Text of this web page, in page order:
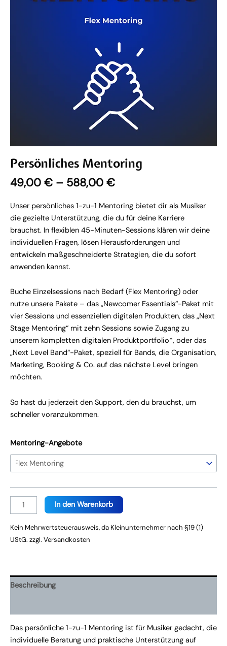
Persönliches Mentoring
49,00 € – 588,00 €
Unser persönliches 1-zu-1 Mentoring bietet dir als Musiker
die gezielte Unterstützung, die du für deine Karriere
brauchst. In flexiblen 45-Minuten-Sessions klären wir deine
individuellen Fragen, lösen Herausforderungen und
entwickeln maßgeschneiderte Strategien, die du sofort
anwenden kannst.
Buche Einzelsessions nach Bedarf (Flex Mentoring) oder
nutze unsere Pakete – das „Newcomer Essentials“-Paket mit
vier Sessions und essenziellen digitalen Produkten, das „Next
Stage Mentoring“ mit zehn Sessions sowie Zugang zu
unserem kompletten digitalen Produktportfolio*, oder das
„Next Level Band“-Paket, speziell für Bands, die Organisation,
Marketing, Booking & Co. auf das nächste Level bringen
möchten.
So hast du jederzeit den Support, den du brauchst, um
schneller voranzukommen.
Mentoring-Angebote
Persönliches
Mentoring
Menge
In den Warenkorb
Kein Mehrwertsteuerausweis, da Kleinunternehmer nach §19 (1)
UStG. zzgl. Versandkosten
Beschreibung
Das persönliche 1-zu-1 Mentoring ist für Musiker gedacht, die
individuelle Beratung und praktische Unterstützung auf